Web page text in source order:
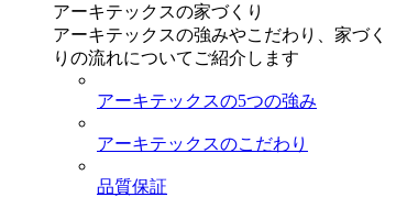
アーキテックスの家づくり
アーキテックスの強みやこだわり、家づく
りの流れについてご紹介します
アーキテックスの5つの強み
アーキテックスのこだわり
品質保証